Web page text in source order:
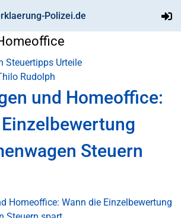
Polizei.de
Steuertipps Urteile
Rudolph
und Homeoffice:
Steuern